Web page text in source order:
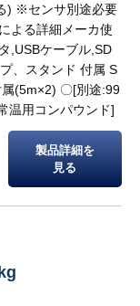
) ※センサ別途必要
よる詳細メーカ使
,USBケーブル,SD
、スタンド 付属 S
(5m×2) 〇[別途:99
温用コンパウンド]
製品詳細を
見る